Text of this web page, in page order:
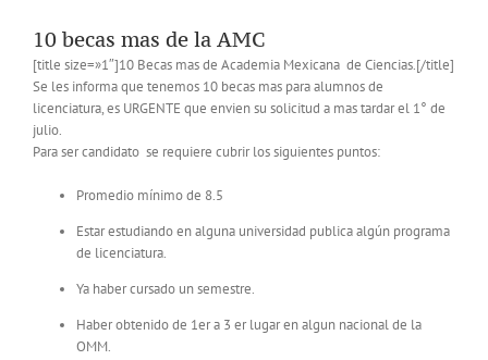
10 becas mas de la AMC
[title size=»1″]10 Becas mas de Academia Mexicana de Ciencias.[/title]
Se les informa que tenemos 10 becas mas para alumnos de
licenciatura, es URGENTE que envien su solicitud a mas tardar el 1° de
julio.
Para ser candidato se requiere cubrir los siguientes puntos:
Promedio mínimo de 8.5
Estar estudiando en alguna universidad publica algún programa
de licenciatura.
Ya haber cursado un semestre.
Haber obtenido de 1er a 3 er lugar en algun nacional de la
OMM.